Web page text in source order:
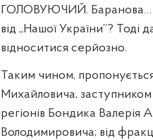
ГОЛОВУЮЧИЙ. Баранова…
від „Нашої України”? Тоді
відноситися серйозно.
Таким чином,
Михайловича, заступником
регіонів Бондика Валерія
Володимировича; від